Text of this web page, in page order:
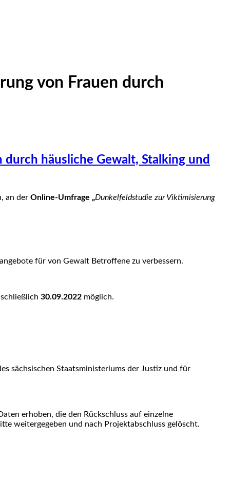
von Frauen durch
häusliche Gewalt, Stalking und
an der Online-Umfrage „Dunkelfeldstudie zur Viktimisierung
für von Gewalt Betroffene zu verbessern.
30.09.2022 möglich.
sächsischen Staatsministeriums der Justiz und für
erhoben, die den Rückschluss auf einzelne
weitergegeben und nach Projektabschluss gelöscht.